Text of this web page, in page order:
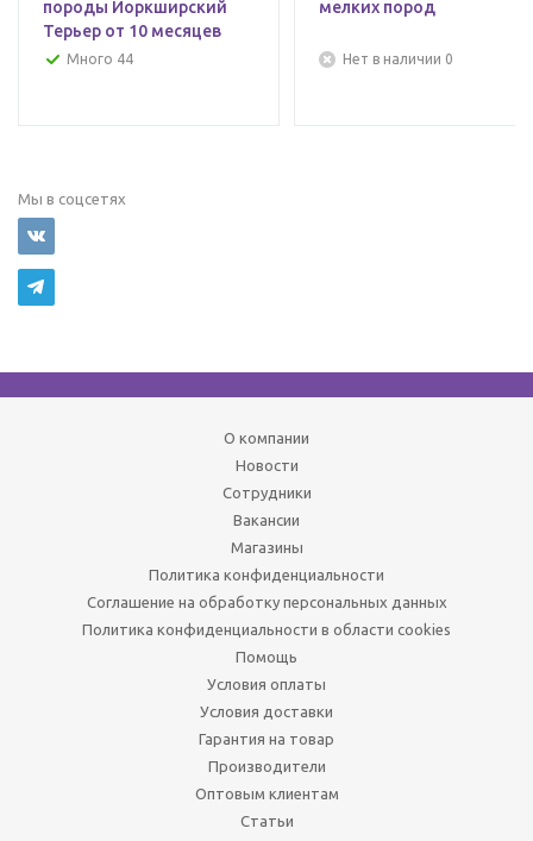
породы Йоркширский
Терьер от 10 месяцев
Много 44
мелких пород
Нет в наличии 0
Мы в соцсетях
О компании
Новости
Сотрудники
Вакансии
Магазины
Политика конфиденциальности
Соглашение на обработку персональных данных
Политика конфиденциальности в области cookies
Помощь
Условия оплаты
Условия доставки
Гарантия на товар
Производители
Оптовым клиентам
Статьи